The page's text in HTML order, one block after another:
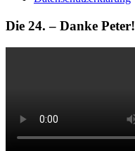
Die 24. – Danke Peter!